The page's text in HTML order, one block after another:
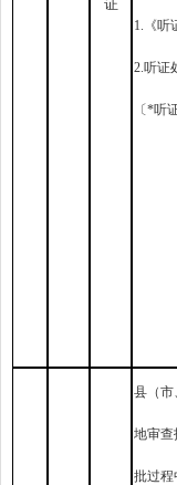
证
1.《听
2.听证
〔*听
县（市
地审查
批过程